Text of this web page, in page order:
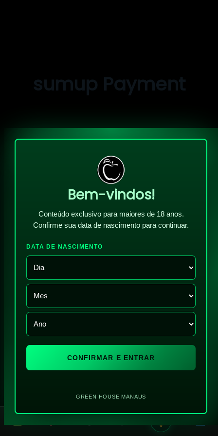
conteúdosumup Payment
!
Bem-vindos!
Conteúdo exclusivo para maiores de 18 anos.
Confirme sua data de nascimento para continuar.
DATA DE NASCIMENTO
CONFIRMAR E ENTRAR
GREEN HOUSE MANAUS